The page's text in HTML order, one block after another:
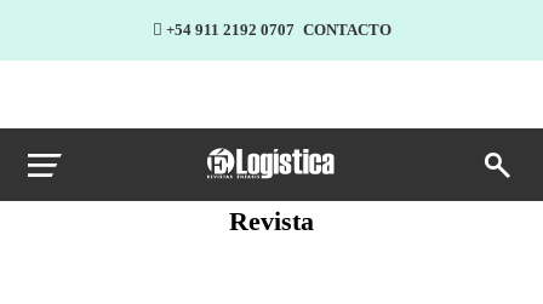
+54 911 2192 0707 CONTACTO
Revista